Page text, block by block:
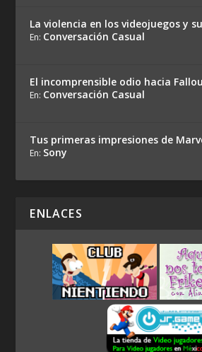
La violencia en los videojuegos y
En: Conversación Casual
El incomprensible odio hacia
En: Conversación Casual
Tus primeras impresiones de
En: Sony
ENLACES